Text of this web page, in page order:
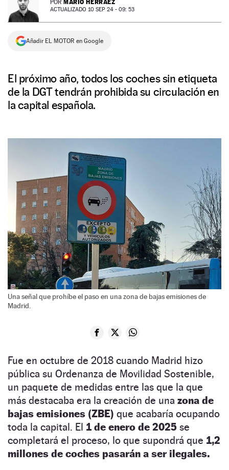
NEWSLETTER
SÍGUENOS
POR MARIO HERRÁEZ
ACTUALIZADO 10 SEP 24 - 09: 53
Añadir EL MOTOR en Google
El próximo año, todos los coches sin etiqueta
de la DGT tendrán prohibida su circulación en
la capital española.
Una señal que prohíbe el paso en una zona de bajas emisiones de
Madrid.
Fue en octubre de 2018 cuando Madrid hizo
pública su Ordenanza de Movilidad Sostenible,
un paquete de medidas entre las que la que
más destacaba era la creación de una zona de
bajas emisiones (ZBE) que acabaría ocupando
toda la capital. El 1 de enero de 2025 se
completará el proceso, lo que supondrá que 1,2
millones de coches pasarán a ser ilegales.